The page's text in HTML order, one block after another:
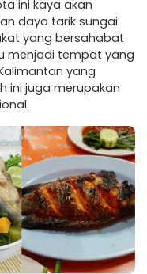
ini kaya akan
daya tarik sungai
yang bersahabat
menjadi tempat yang
yang
ini juga merupakan